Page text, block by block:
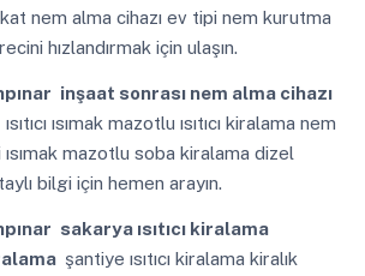
nem alma cihazı ev tipi nem kurutma
hızlandırmak için ulaşın.
inşaat sonrası nem alma cihazı
ısıtıcı ısımak mazotlu ısıtıcı kiralama nem
mazotlu soba kiralama dizel
bilgi için hemen arayın.
sakarya ısıtıcı kiralama
şantiye ısıtıcı kiralama kiralık